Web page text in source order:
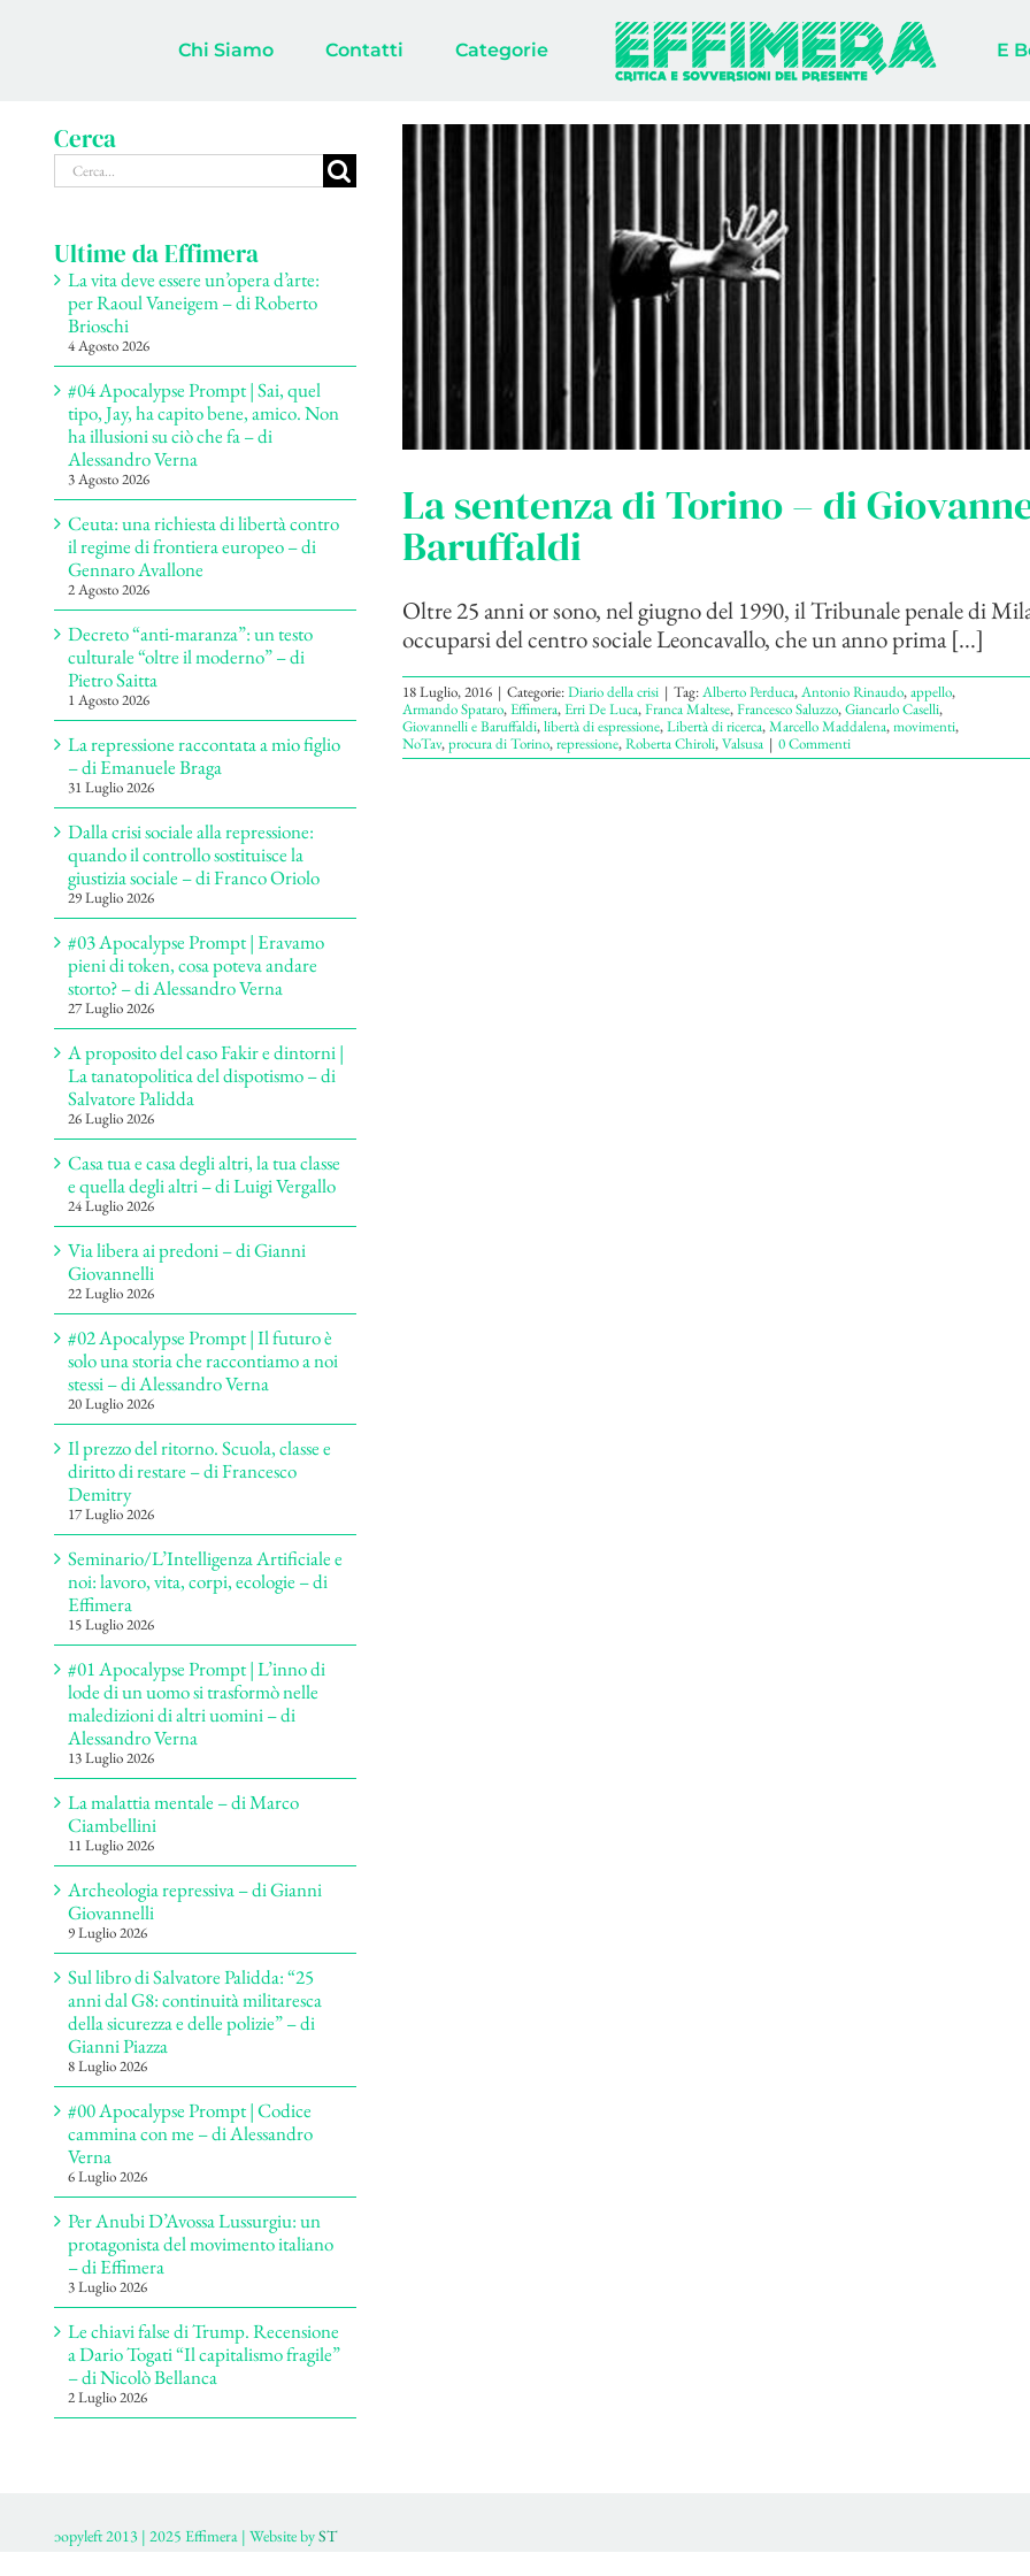
Chi Siamo Contatti Categorie E
La sentenza di Torino – di
Baruffaldi
Oltre 25 anni or sono, nel giugno del 1990, il Tribunale penale di
occuparsi del centro sociale Leoncavallo, che un anno prima [...]
18 Luglio, 2016 | Categorie:Diario della crisi | Tag:Alberto Perduca,Antonio Rinaudo,appello,
Armando Spataro,Effimera,Erri De Luca,Franca Maltese,Francesco Saluzzo,Giancarlo Caselli,
Giovannelli e Baruffaldi,libertà di espressione,Libertà di ricerca,Marcello Maddalena,movimenti,
NoTav,procura di Torino,repressione,Roberta Chiroli,Valsusa | 0 Commenti
Cerca
Cerca
per:
Ultime da Effimera
La vita deve essere un’opera d’arte:
per Raoul Vaneigem – di Roberto
Brioschi
4 Agosto 2026
#04 Apocalypse Prompt | Sai, quel
tipo, Jay, ha capito bene, amico. Non
ha illusioni su ciò che fa – di
Alessandro Verna
3 Agosto 2026
Ceuta: una richiesta di libertà contro
il regime di frontiera europeo – di
Gennaro Avallone
2 Agosto 2026
Decreto “anti-maranza”: un testo
culturale “oltre il moderno” – di
Pietro Saitta
1 Agosto 2026
La repressione raccontata a mio figlio
– di Emanuele Braga
31 Luglio 2026
Dalla crisi sociale alla repressione:
quando il controllo sostituisce la
giustizia sociale – di Franco Oriolo
29 Luglio 2026
#03 Apocalypse Prompt | Eravamo
pieni di token, cosa poteva andare
storto? – di Alessandro Verna
27 Luglio 2026
A proposito del caso Fakir e dintorni |
La tanatopolitica del dispotismo – di
Salvatore Palidda
26 Luglio 2026
Casa tua e casa degli altri, la tua classe
e quella degli altri – di Luigi Vergallo
24 Luglio 2026
Via libera ai predoni – di Gianni
Giovannelli
22 Luglio 2026
#02 Apocalypse Prompt | Il futuro è
solo una storia che raccontiamo a noi
stessi – di Alessandro Verna
20 Luglio 2026
Il prezzo del ritorno. Scuola, classe e
diritto di restare – di Francesco
Demitry
17 Luglio 2026
Seminario/L’Intelligenza Artificiale e
noi: lavoro, vita, corpi, ecologie – di
Effimera
15 Luglio 2026
#01 Apocalypse Prompt | L’inno di
lode di un uomo si trasformò nelle
maledizioni di altri uomini – di
Alessandro Verna
13 Luglio 2026
La malattia mentale – di Marco
Ciambellini
11 Luglio 2026
Archeologia repressiva – di Gianni
Giovannelli
9 Luglio 2026
Sul libro di Salvatore Palidda: “25
anni dal G8: continuità militaresca
della sicurezza e delle polizie” – di
Gianni Piazza
8 Luglio 2026
#00 Apocalypse Prompt | Codice
cammina con me – di Alessandro
Verna
6 Luglio 2026
Per Anubi D’Avossa Lussurgiu: un
protagonista del movimento italiano
– di Effimera
3 Luglio 2026
Le chiavi false di Trump. Recensione
a Dario Togati “Il capitalismo fragile”
– di Nicolò Bellanca
2 Luglio 2026
ɔopyleft 2013 | 2025 Effimera | Website byST